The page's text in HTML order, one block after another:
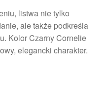
listwa nie tylko
ale także podkreśla
Kolor Czarny Cornelie
elegancki charakter.